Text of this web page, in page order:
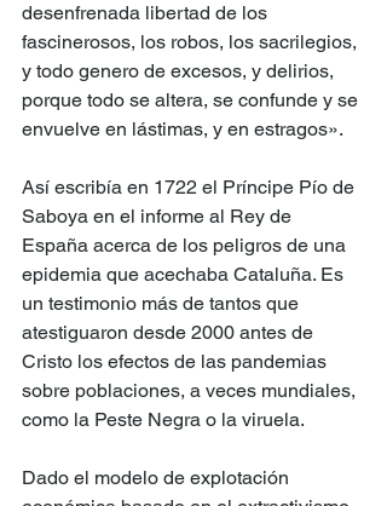
desenfrenada libertad de los
fascinerosos, los robos, los sacrilegios,
y todo genero de excesos, y delirios,
porque todo se altera, se confunde y se
envuelve en lástimas, y en estragos».
Así escribía en 1722 el Príncipe Pío de
Saboya en el informe al Rey de
España acerca de los peligros de una
epidemia que acechaba Cataluña. Es
un testimonio más de tantos que
atestiguaron desde 2000 antes de
Cristo los efectos de las pandemias
sobre poblaciones, a veces mundiales,
como la Peste Negra o la viruela.
Dado el modelo de explotación